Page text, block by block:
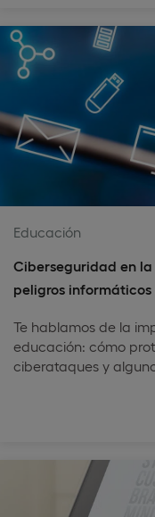
Educación
Ciberseguridad en
peligros informáticos
Te hablamos de la
educación: cómo
ciberataques y